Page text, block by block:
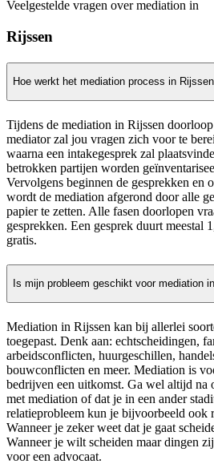
Veelgestelde vragen over mediation in
Rijssen
Hoe werkt het mediation process in
Tijdens de mediation in Rijssen
mediator zal jou vragen zich voor te
waarna een intakegesprek zal
betrokken partijen worden
Vervolgens beginnen de gesprekken en
wordt de mediation afgerond door alle
papier te zetten. Alle fasen doorlopen
gesprekken. Een gesprek duurt meestal
gratis.
Is mijn probleem geschikt voor mediation
Mediation in Rijssen kan bij allerlei
toegepast. Denk aan: echtscheidingen,
arbeidsconflicten, huurgeschillen,
bouwconflicten en meer. Mediation is
bedrijven een uitkomst. Ga wel altijd na
met mediation of dat je in een ander
relatieprobleem kun je bijvoorbeeld ook
Wanneer je zeker weet dat je gaat
Wanneer je wilt scheiden maar dingen
voor een advocaat.